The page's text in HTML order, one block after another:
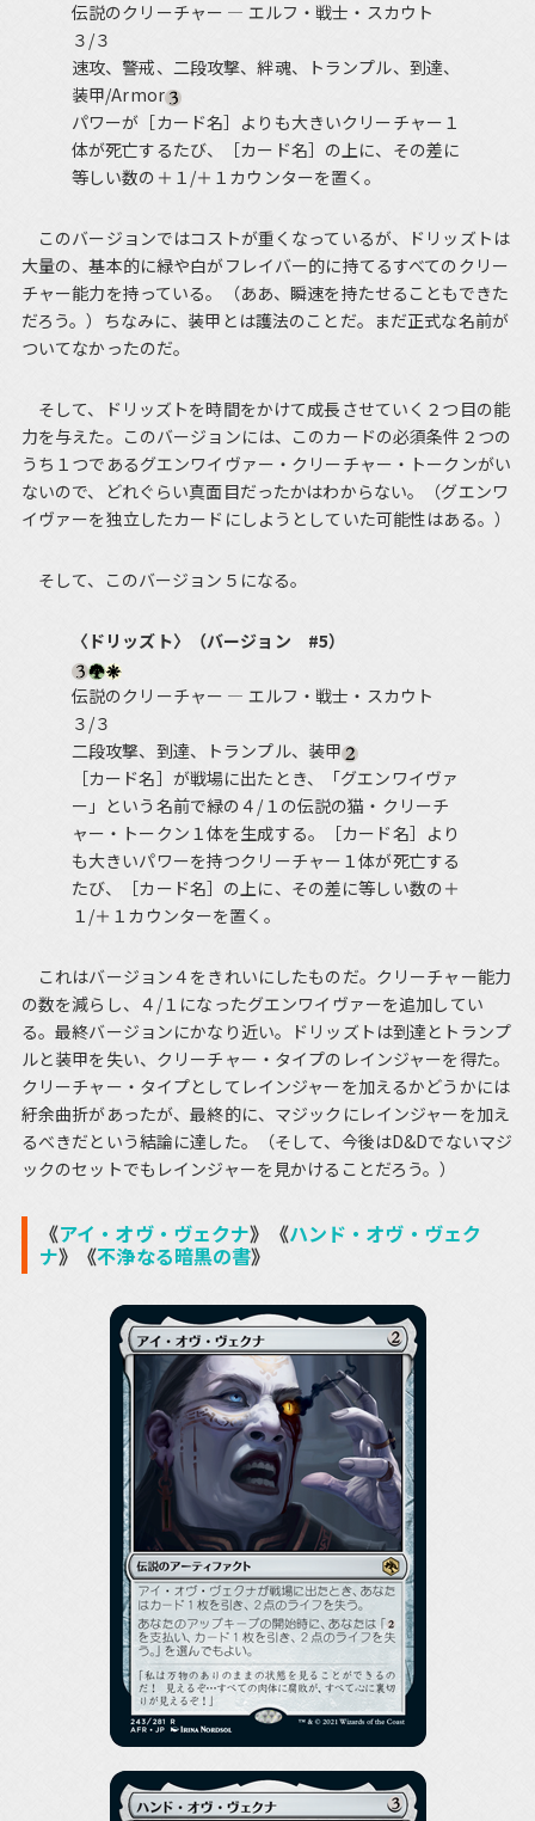
伝説のクリーチャー ― エルフ・戦士・スカウト
３/３
速攻、警戒、二段攻撃、絆魂、トランプル、到達、
装甲/Armor
パワーが［カード名］よりも大きいクリーチャー１
体が死亡するたび、［カード名］の上に、その差に
等しい数の＋１/＋１カウンターを置く。
このバージョンではコストが重くなっているが、ドリッズトは
大量の、基本的に緑や白がフレイバー的に持てるすべてのクリー
チャー能力を持っている。（ああ、瞬速を持たせることもできた
だろう。）ちなみに、装甲とは護法のことだ。まだ正式な名前が
ついてなかったのだ。
そして、ドリッズトを時間をかけて成長させていく２つ目の能
力を与えた。このバージョンには、このカードの必須条件２つの
うち１つであるグエンワイヴァー・クリーチャー・トークンがい
ないので、どれぐらい真面目だったかはわからない。（グエンワ
イヴァーを独立したカードにしようとしていた可能性はある。）
そして、このバージョン５になる。
〈ドリッズト〉（バージョン #5）
伝説のクリーチャー ― エルフ・戦士・スカウト
３/３
二段攻撃、到達、トランプル、装甲
［カード名］が戦場に出たとき、「グエンワイヴァ
ー」という名前で緑の４/１の伝説の猫・クリーチ
ャー・トークン１体を生成する。［カード名］より
も大きいパワーを持つクリーチャー１体が死亡する
たび、［カード名］の上に、その差に等しい数の＋
１/＋１カウンターを置く。
これはバージョン４をきれいにしたものだ。クリーチャー能力
の数を減らし、４/１になったグエンワイヴァーを追加してい
る。最終バージョンにかなり近い。ドリッズトは到達とトランプ
ルと装甲を失い、クリーチャー・タイプのレインジャーを得た。
クリーチャー・タイプとしてレインジャーを加えるかどうかには
紆余曲折があったが、最終的に、マジックにレインジャーを加え
るべきだという結論に達した。（そして、今後はD&Dでないマジ
ックのセットでもレインジャーを見かけることだろう。）
《アイ・オヴ・ヴェクナ》《ハンド・オヴ・ヴェク
ナ》《不浄なる暗黒の書》